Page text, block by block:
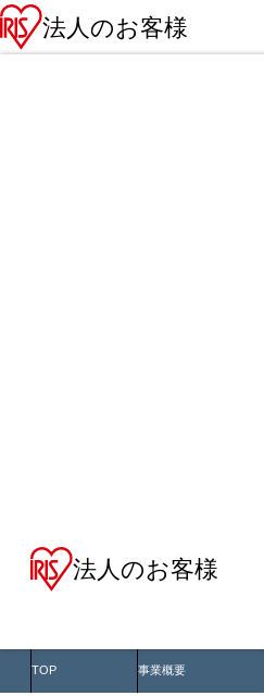
法人のお客様
法人のお客様
TOP 事業概要